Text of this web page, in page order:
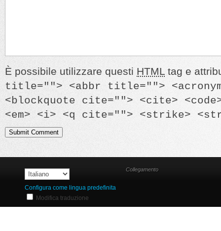
È possibile utilizzare questi HTML tag e
title=""> <abbr title="">
<blockquote cite=""> <cite>
<em> <i> <q cite=""> <strike>
Configura come lingua predefinita
Modifica traduzione
Collegamento